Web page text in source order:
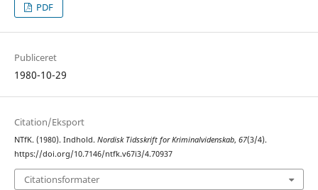
PDF
Publiceret
1980-10-29
Citation/Eksport
NTfK. (1980). Indhold. Nordisk Tidsskrift for Kriminalvidenskab, 67(3/4).
https://doi.org/10.7146/ntfk.v67i3/4.70937
Citationsformater